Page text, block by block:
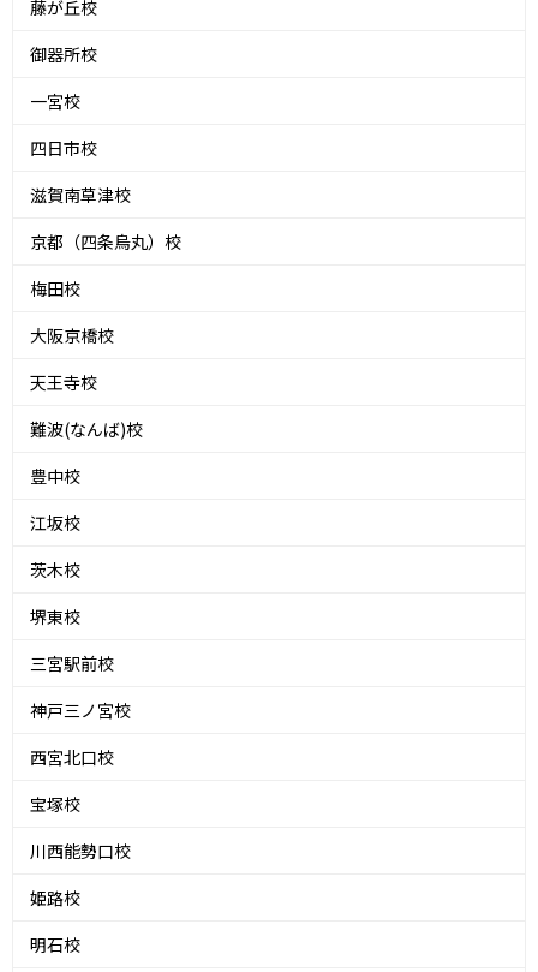
藤が丘校
御器所校
一宮校
四日市校
滋賀南草津校
京都（四条烏丸）校
梅田校
大阪京橋校
天王寺校
難波(なんば)校
豊中校
江坂校
茨木校
堺東校
三宮駅前校
神戸三ノ宮校
西宮北口校
宝塚校
川西能勢口校
姫路校
明石校